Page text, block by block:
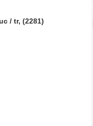
/ tr, (2281)